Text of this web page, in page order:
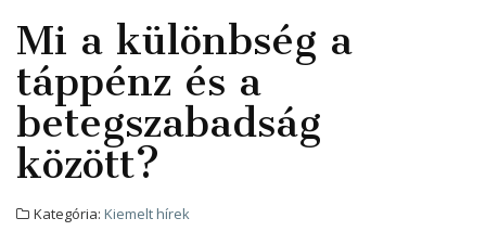
Mi a különbség a
táppénz és a
betegszabadság
között?
Kategória: Kiemelt hírek